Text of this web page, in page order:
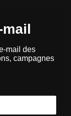
mail des
campagnes